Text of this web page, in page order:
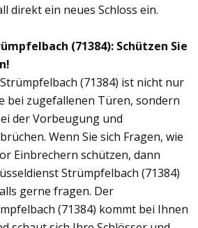
direkt ein neues Schloss ein.
(71384): Schützen Sie
(71384) ist nicht nur
bei zugefallenen Türen, sondern
der Vorbeugung und
Wenn Sie sich Fragen, wie
Einbrechern schützen, dann
Strümpfelbach (71384)
gerne fragen. Der
(71384) kommt bei Ihnen